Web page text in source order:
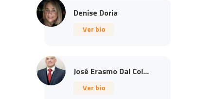
Denise Doria
Ver bio
José Erasmo Dal Col...
Ver bio